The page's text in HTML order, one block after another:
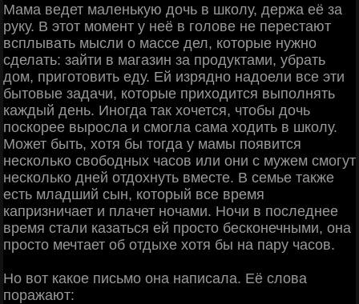
Мама ведет маленькую дочь в школу, держа её за
руку. В этот момент у неё в голове не перестают
всплывать мысли о массе дел, которые нужно
сделать: зайти в магазин за продуктами, убрать
дом, приготовить еду. Ей изрядно надоели все эти
бытовые задачи, которые приходится выполнять
каждый день. Иногда так хочется, чтобы дочь
поскорее выросла и смогла сама ходить в школу.
Может быть, хотя бы тогда у мамы появится
несколько свободных часов или они с мужем смогут
несколько дней отдохнуть вместе. В семье также
есть младший сын, который все время
капризничает и плачет ночами. Ночи в последнее
время стали казаться ей просто бесконечными, она
просто мечтает об отдыхе хотя бы на пару часов.
Но вот какое письмо она написала. Её слова
поражают: